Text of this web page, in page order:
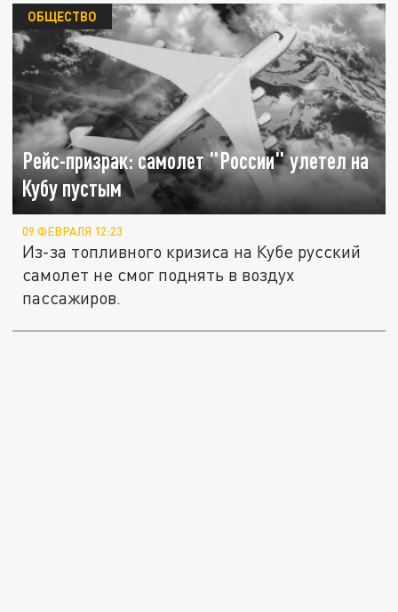
Рейс-призрак: самолет "России" улетел на
Кубу пустым
ОБЩЕСТВО
09 ФЕВРАЛЯ 12:23
Из-за топливного кризиса на Кубе русский
самолет не смог поднять в воздух
пассажиров.